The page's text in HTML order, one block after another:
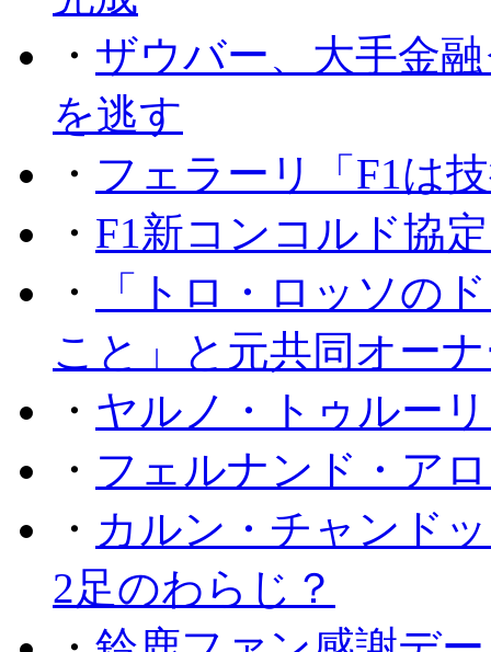
・ ザウバー、大手金
を逃す
・ フェラーリ「F1は
・ F1新コンコルド協
・
「トロ・ロッソの
こと」と元共同オー
・ ヤルノ・トゥルー
・ フェルナンド・ア
・ カルン・チャンド
2足のわらじ？